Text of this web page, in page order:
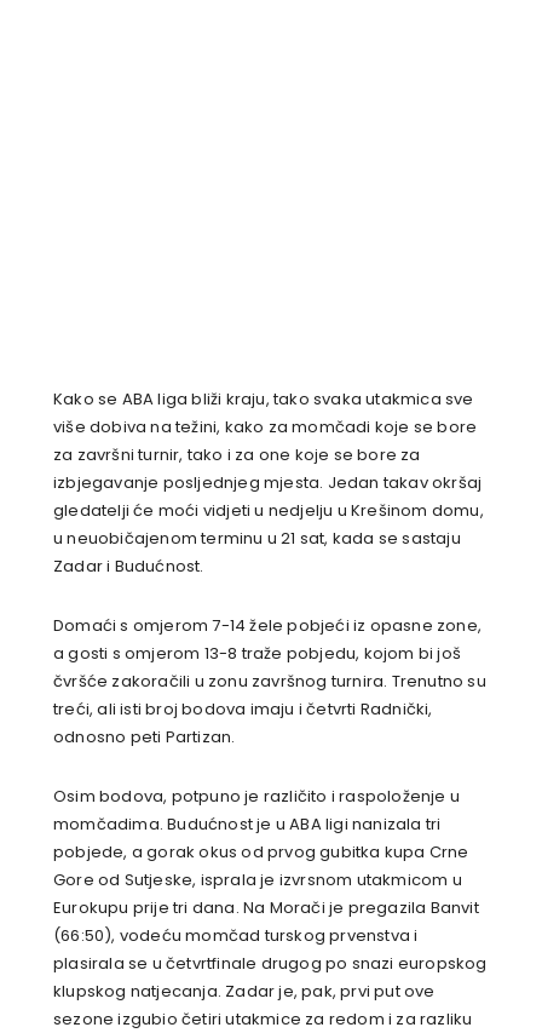
Kako se ABA liga bliži kraju, tako svaka utakmica sve
više dobiva na težini, kako za momčadi koje se bore
za završni turnir, tako i za one koje se bore za
izbjegavanje posljednjeg mjesta. Jedan takav okršaj
gledatelji će moći vidjeti u nedjelju u Krešinom domu,
u neuobičajenom terminu u 21 sat, kada se sastaju
Zadar i Budućnost.
Domaći s omjerom 7-14 žele pobjeći iz opasne zone,
a gosti s omjerom 13-8 traže pobjedu, kojom bi još
čvršće zakoračili u zonu završnog turnira. Trenutno su
treći, ali isti broj bodova imaju i četvrti Radnički,
odnosno peti Partizan.
Osim bodova, potpuno je različito i raspoloženje u
momčadima. Budućnost je u ABA ligi nanizala tri
pobjede, a gorak okus od prvog gubitka kupa Crne
Gore od Sutjeske, isprala je izvrsnom utakmicom u
Eurokupu prije tri dana. Na Morači je pregazila Banvit
(66:50), vodeću momčad turskog prvenstva i
plasirala se u četvrtfinale drugog po snazi europskog
klupskog natjecanja. Zadar je, pak, prvi put ove
sezone izgubio četiri utakmice za redom i za razliku